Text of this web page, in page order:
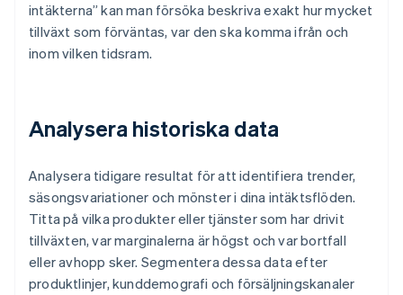
intäkterna” kan man försöka beskriva exakt hur mycket
tillväxt som förväntas, var den ska komma ifrån och
inom vilken tidsram.
Analysera historiska data
Analysera tidigare resultat för att identifiera trender,
säsongsvariationer och mönster i dina intäktsflöden.
Titta på vilka produkter eller tjänster som har drivit
tillväxten, var marginalerna är högst och var bortfall
eller avhopp sker. Segmentera dessa data efter
produktlinjer, kunddemografi och försäljningskanaler